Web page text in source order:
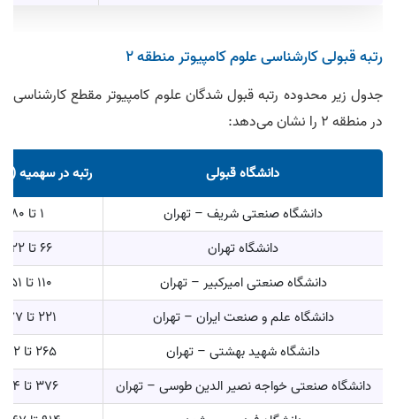
رتبه قبولی کارشناسی علوم کامپیوتر منطقه 2
جدول زیر محدوده رتبه قبول شدگان علوم کامپیوتر مقطع کارشناسی
در منطقه 2 را نشان می‌‎دهد:
دانشگاه قبولی
رتبه در سهمیه
دانشگاه صنعتی شریف – تهران
1 تا 80
دانشگاه تهران
66 تا 222
دانشگاه صنعتی امیرکبیر – تهران
110 تا 251
دانشگاه علم و صنعت ایران – تهران
221 تا 777
دانشگاه شهید بهشتی – تهران
265 تا 522
دانشگاه صنعتی خواجه نصیر الدین طوسی – تهران
376 تا 1214